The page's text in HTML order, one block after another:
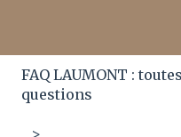
FAQ LAUMONT :
questions